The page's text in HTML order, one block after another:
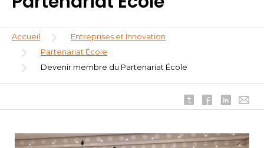
Fil
d'Ariane
Accueil
Entreprises et Innovation
Partenariat École
Devenir membre du Partenariat École